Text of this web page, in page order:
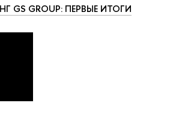
GROUP: ПЕРВЫЕ ИТОГИ